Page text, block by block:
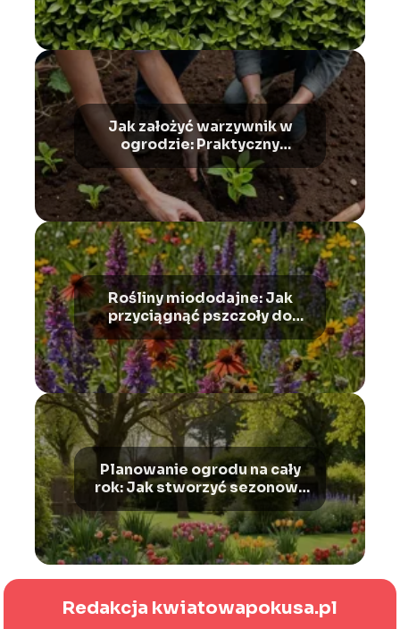
Jak założyć warzywnik w
ogrodzie: Praktyczny
przewodnik dla
początkujących
Rośliny miododajne: Jak
przyciągnąć pszczoły do
ogrodu
Planowanie ogrodu na cały
rok: Jak stworzyć sezonowy
harmonogram prac
Redakcja kwiatowapokusa.pl